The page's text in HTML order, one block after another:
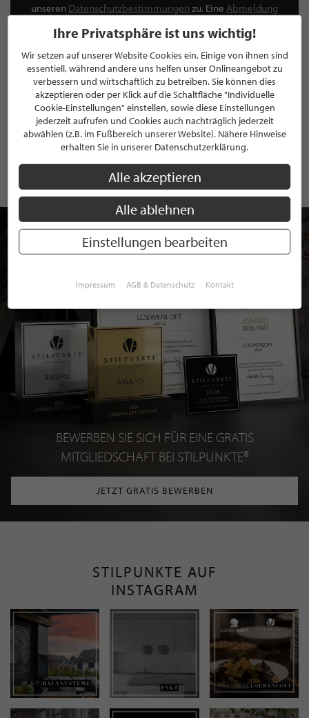
unseren Datenschutzbestimmungen zu. Eine Abmeldung
ANMELDEN
Mit der Anmeldung an unserem Newsletter stimmen Sie unseren
Datenschutzbestimmungenzu. EineAbmeldungist jederzeit möglich.
BEWERBEN SIE SICH FÜR EINE GRATIS
MITGLIEDSCHAFT BEI STILPUNKTE®
JETZT GRATIS BEWERBEN
STILPUNKTE AUF
INSTAGRAM
Ihre Privatsphäre ist uns wichtig!
Wir setzen auf unserer Website Cookies ein. Einige von ihnen sind
essentiell, während andere uns helfen unser Onlineangebot zu
verbessern und wirtschaftlich zu betreiben. Sie können dies
akzeptieren oder per Klick auf die Schaltfläche "Individuelle
Cookie-Einstellungen" einstellen, sowie diese Einstellungen
jederzeit aufrufen und Cookies auch nachträglich jederzeit
abwählen (z.B. im Fußbereich unserer Website). Nähere Hinweise
erhalten Sie in unserer Datenschutzerklärung.
Alle akzeptieren
Alle ablehnen
Einstellungen bearbeiten
Impressum AGB & Datenschutz Kontakt